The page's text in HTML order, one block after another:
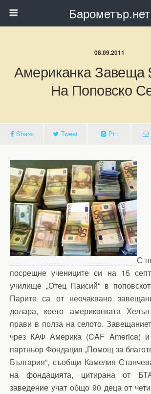
Барометър.нет
08.09.2011
Американка Завеща
На Поповско
Share Tweet Pin
С
посрещне учениците си на 15
училище „Отец Паисий“ в
Парите са от неочаквано
долара, което американката
прави в полза на селото.
чрез КАФ Америка (CAF America) и
партньор Фондация „Помощ за
България“, съобщи Камелия
на фондацията, цитирана от
заведение учат общо 90 деца от